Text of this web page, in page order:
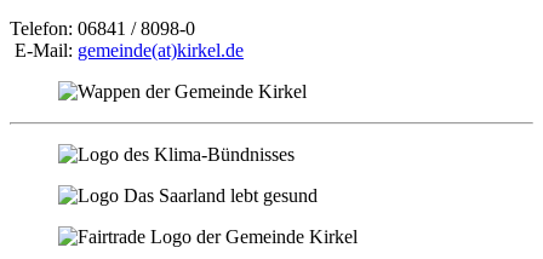
Telefon: 06841 / 8098-0
E-Mail: gemeinde(at)kirkel.de